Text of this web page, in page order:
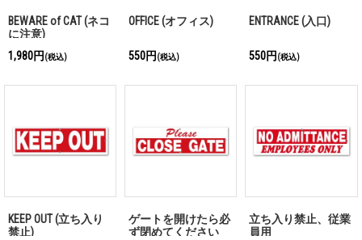
BEWARE of CAT (ネコ
に注意)
1,980円 (税込)
OFFICE (オフィス)
550円 (税込)
ENTRANCE (入口)
550円 (税込)
KEEP OUT (立ち入り
禁止)
ゲートを開けたら必
ず閉めてください
立ち入り禁止、従業
員用